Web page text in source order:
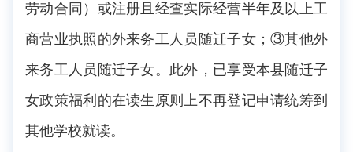
劳动合同）或注册且经查实际经营半年及以上工
商营业执照的外来务工人员随迁子女；③其他外
来务工人员随迁子女。此外，已享受本县随迁子
女政策福利的在读生原则上不再登记申请统筹到
其他学校就读。